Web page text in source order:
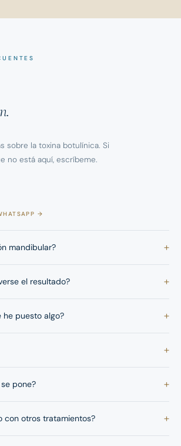
sobre la toxina botulínica. Si
no está aquí, escríbeme.
→
mandibular? +
el resultado? +
he puesto algo? +
+
pone? +
con otros tratamientos? +